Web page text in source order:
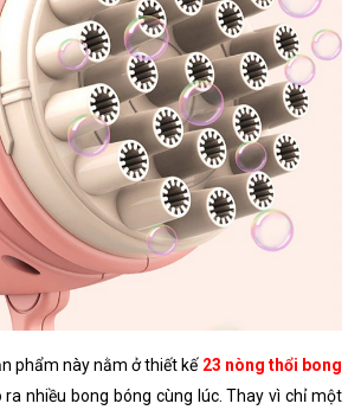
phẩm này nằm ở thiết kế 23 nòng thổi bong
ra nhiều bong bóng cùng lúc. Thay vì chỉ một